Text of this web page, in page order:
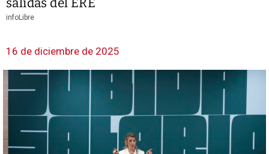
infoLibre
16 de diciembre de 2025